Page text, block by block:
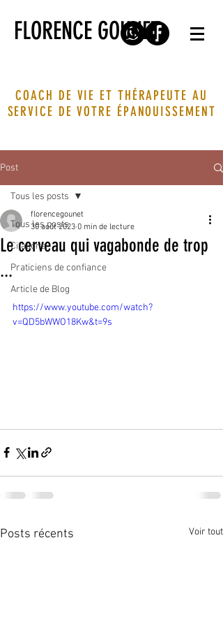
FLORENCE GOUNET
COACH DE VIE ET THÉRAPEUTE AU
SERVICE DE VOTRE ÉPANOUISSEMENT
Post
Tous les posts
Citations
Praticiens de confiance
Article de Blog
Tous les posts
Le cerveau qui vagabonde de trop
...
florencegounet
30 août 2023 0 min de lecture
https://www.youtube.com/watch?
v=QD5bWWO18Kw&t=9s
Posts récents Voir tout